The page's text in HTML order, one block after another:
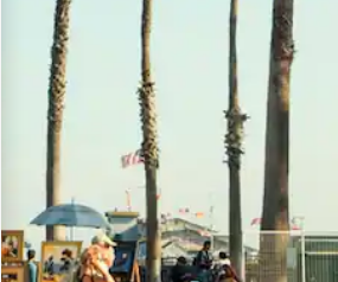
сторінкою клавіші зі стрілками